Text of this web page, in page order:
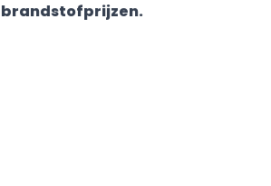
brandstofprijzen.